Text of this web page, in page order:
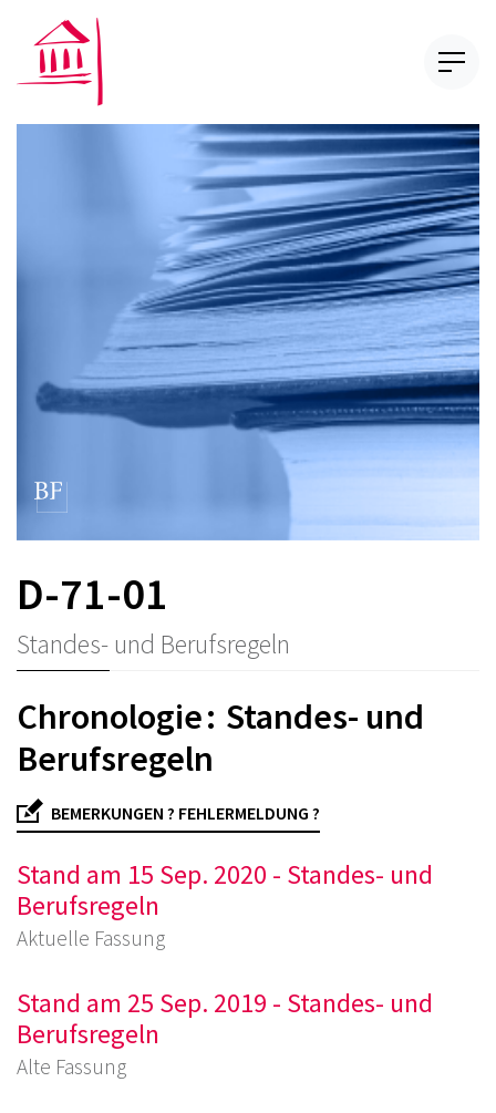
D-71-01
Standes- und Berufsregeln
Chronologie : Standes- und
Berufsregeln
BEMERKUNGEN ? FEHLERMELDUNG ?
Stand am 15 Sep. 2020 - Standes- und
Berufsregeln
Aktuelle Fassung
Stand am 25 Sep. 2019 - Standes- und
Berufsregeln
Alte Fassung